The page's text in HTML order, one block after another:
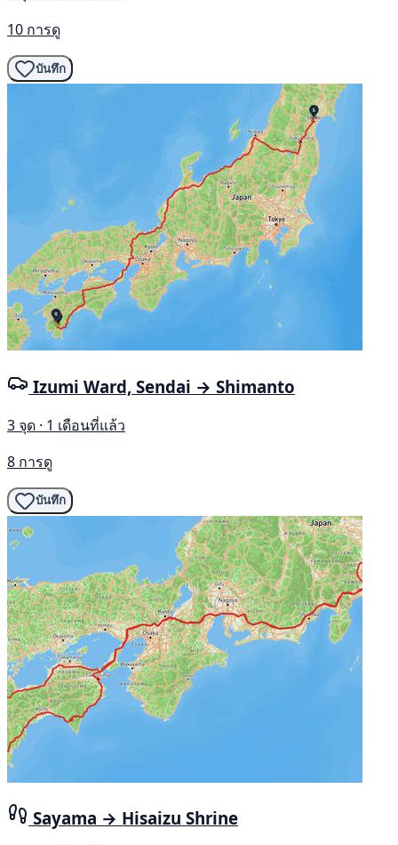
10 การดู
บันทึก
Izumi Ward, Sendai → Shimanto
3 จุด · 1 เดือนที่แล้ว
8 การดู
บันทึก
Sayama → Hisaizu Shrine